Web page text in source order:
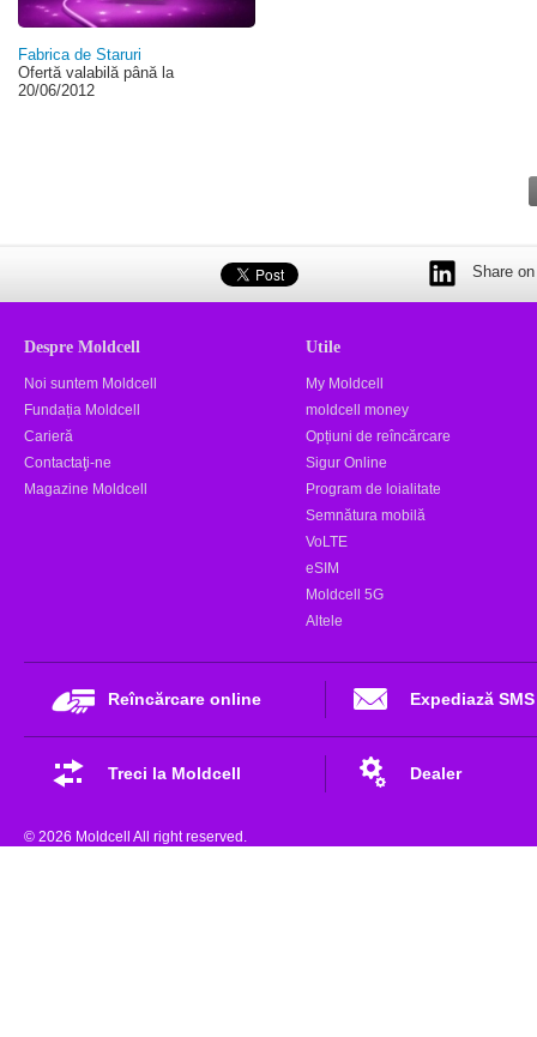
Fabrica de Staruri
Ofertă valabilă până la
20/06/2012
Share
Despre Moldcell
Noi suntem Moldcell
Fundația Moldcell
Carieră
Contactaţi-ne
Magazine Moldcell
Utile
My Moldcell
moldcell money
Opțiuni de reîncărcare
Sigur Online
Program de loialitate
Semnătura mobilă
VoLTE
eSIM
Moldcell 5G
Altele
Reîncărcare online Expediază SMS
Treci la Moldcell Dealer
© 2026 Moldcell All right reserved.